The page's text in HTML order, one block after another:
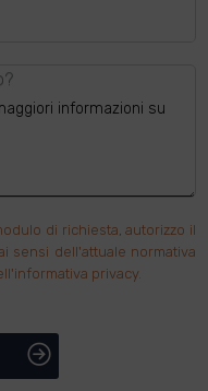
di richiesta, autorizzo il
sensi dell'attuale normativa
privacy.